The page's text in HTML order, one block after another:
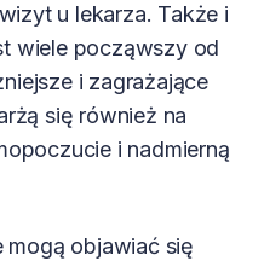
u lekarza. Także i
wiele począwszy od
i zagrażające
się również na
i nadmierną
mogą objawiać się